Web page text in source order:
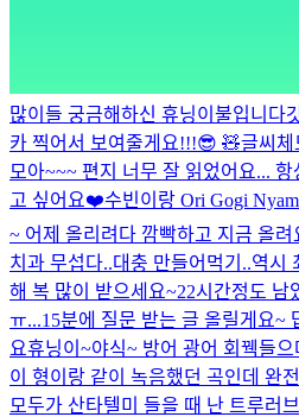
많이들 궁금해하신 휴닝이불입니다
카 찍어서 보여줄게요!!!😎 🧸글씨체
모아~~~ 편지 너무 잘 읽었어요...
고 싶어요❤️수빈이랑 Ori Gogi
~ 어제 올리려다 깜빡하고 지금 올려
치과 무섭다..대충 만들어먹기..역시
해 복 많이 받으세요~22시간정도 남
ㅠ...15분에 질문 받는 글 올릴게요~
요휴닝이~야식~ 방어 광어 회 꿱들으
이 형이랑 같이 녹음했던 곡인데 완
모두가 산타텔미 들을 때 난 트루러